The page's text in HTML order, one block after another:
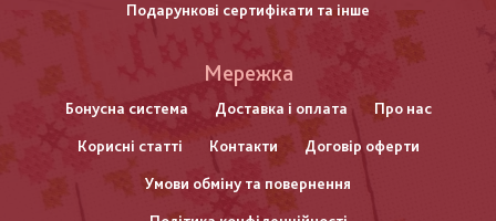
Подарункові сертифікати та інше
нижнього
колонтитулу
Мережка
Бонусна система Доставка і оплата Про нас
Корисні статті Контакти Договір оферти
Умови обміну та повернення